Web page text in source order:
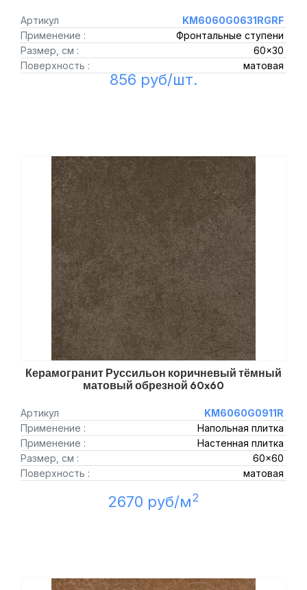
Артикул
KM6060G0631RGRF
Применение :
Фронтальные ступени
Размер, см :
60x30
Поверхность :
матовая
856 руб/шт.
Керамогранит Руссильон коричневый тёмный
матовый обрезной 60x60
Артикул
KM6060G0911R
Применение :
Напольная плитка
Применение :
Настенная плитка
Размер, см :
60x60
Поверхность :
матовая
2670 руб/м2